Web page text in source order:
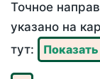
Точное
указано на
тут: